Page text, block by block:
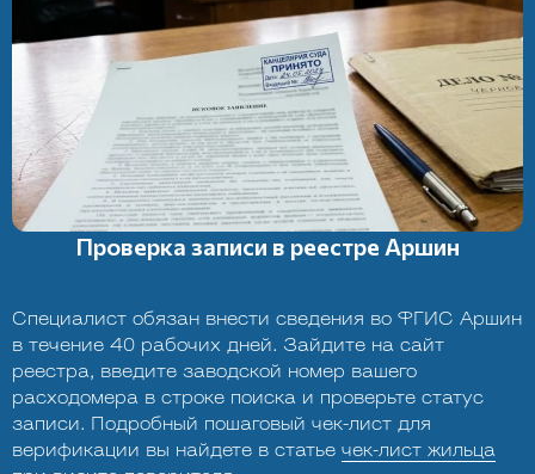
Проверка записи в реестре Аршин
Специалист обязан внести сведения во ФГИС Аршин
в течение 40 рабочих дней. Зайдите на сайт
реестра, введите заводской номер вашего
расходомера в строке поиска и проверьте статус
записи. Подробный пошаговый чек-лист для
верификации вы найдете в статье чек-лист жильца